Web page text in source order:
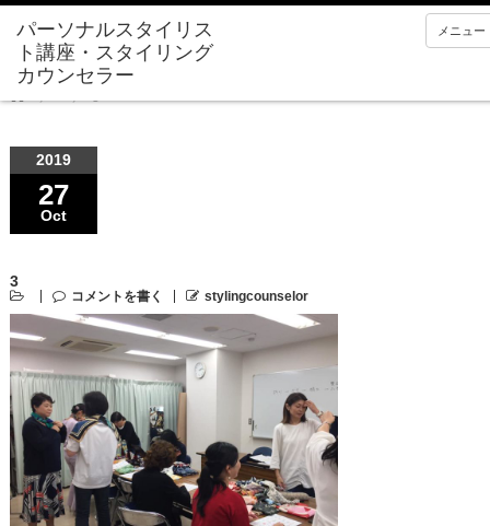
メニュー
3
2019
27
Oct
3
コメントを書く stylingcounselor